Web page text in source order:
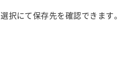
択にて保存先を確認できます。